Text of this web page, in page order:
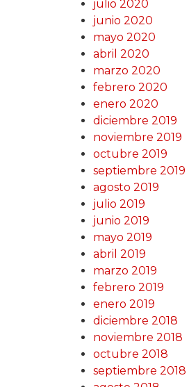
julio 2020
junio 2020
mayo 2020
abril 2020
marzo 2020
febrero 2020
enero 2020
diciembre 2019
noviembre 2019
octubre 2019
septiembre 2019
agosto 2019
julio 2019
junio 2019
mayo 2019
abril 2019
marzo 2019
febrero 2019
enero 2019
diciembre 2018
noviembre 2018
octubre 2018
septiembre 2018